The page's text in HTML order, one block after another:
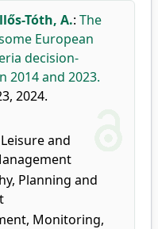
Tóth, A.: The
European
decision-
2014 and 2023.
2024.
and
Planning and
Monitoring,